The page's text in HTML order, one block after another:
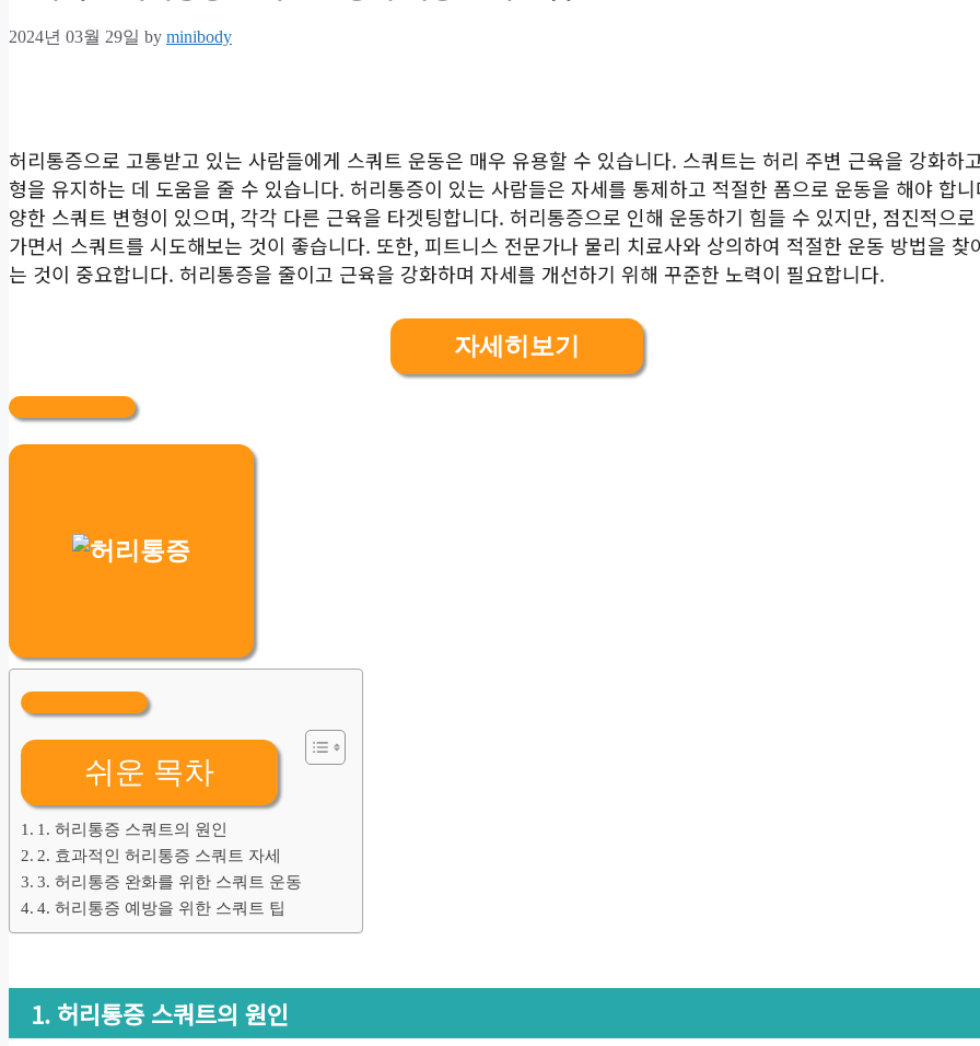
2024년 03월 29일 by minibody
허리통증으로 고통받고 있는 사람들에게 스쿼트 운동은 매우 유용할 수 있습니다. 스쿼트는 허리 주변 근육을 강화하
형을 유지하는 데 도움을 줄 수 있습니다. 허리통증이 있는 사람들은 자세를 통제하고 적절한 폼으로 운동을 해야 합
양한 스쿼트 변형이 있으며, 각각 다른 근육을 타겟팅합니다. 허리통증으로 인해 운동하기 힘들 수 있지만, 점진적으로
가면서 스쿼트를 시도해보는 것이 좋습니다. 또한, 피트니스 전문가나 물리 치료사와 상의하여 적절한 운동 방법을 찾
는 것이 중요합니다. 허리통증을 줄이고 근육을 강화하며 자세를 개선하기 위해 꾸준한 노력이 필요합니다.
자세히보기
쉬운 목차
1. 허리통증 스쿼트의 원인
2. 효과적인 허리통증 스쿼트 자세
3. 허리통증 완화를 위한 스쿼트 운동
4. 허리통증 예방을 위한 스쿼트 팁
1. 허리통증 스쿼트의 원인